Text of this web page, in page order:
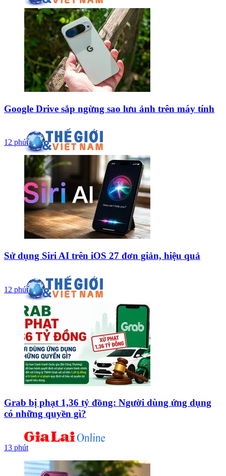
Google Drive sắp ngừng sao lưu ảnh trên máy tính
12 phút
Sử dụng Siri AI trên iOS 27 đơn giản, hiệu quả
12 phút
Grab bị phạt 1,36 tỷ đồng: Người dùng ứng dụng
có những quyền gì?
13 phút